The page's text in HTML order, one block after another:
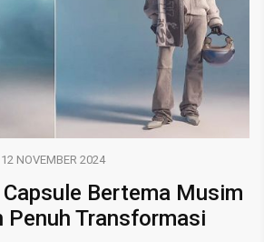
12 NOVEMBER 2024
Bertema Musim
Penuh Transformasi